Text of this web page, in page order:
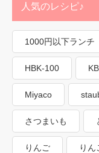
人気のレシピ♪
1000円以下ランチ
HBK-100
Miyaco
さつまいも
りんご りん